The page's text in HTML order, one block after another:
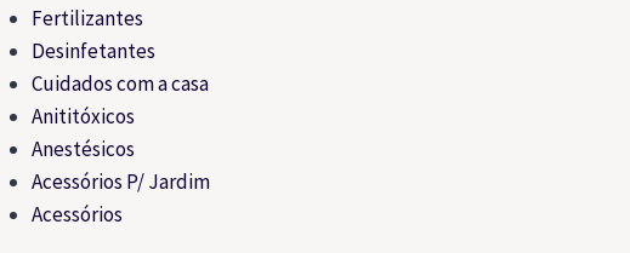
Fertilizantes
Desinfetantes
Cuidados com a casa
Anititóxicos
Anestésicos
Acessórios P/ Jardim
Acessórios